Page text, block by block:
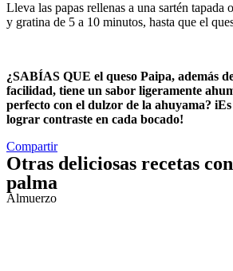
Lleva las papas rellenas a una sartén tapada
y gratina de 5 a 10 minutos, hasta que el
¿SABÍAS QUE el queso Paipa, además
facilidad, tiene un sabor ligeramente
perfecto con el dulzor de la ahuyama?
lograr contraste en cada bocado!
Compartir
Otras deliciosas recetas
palma
Almuerzo